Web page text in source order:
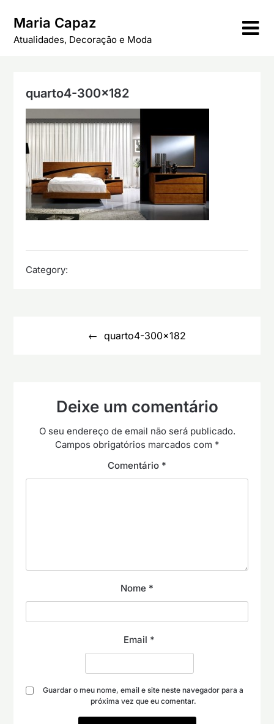
content
Maria Capaz
Atualidades, Decoração e Moda
quarto4-300×182
Category:
quarto4-300×182
Deixe um comentário
O seu endereço de email não será publicado.
Campos obrigatórios marcados com *
Comentário *
Nome *
Email *
Guardar o meu nome, email e site neste navegador para a
próxima vez que eu comentar.